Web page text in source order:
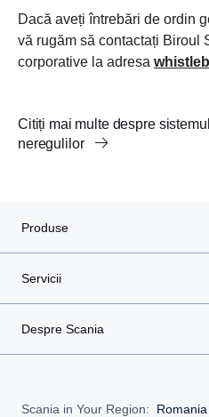
Dacă aveți întrebări de ordin
vă rugăm să contactați Biroul
corporative la adresa
Citiți mai multe despre
neregulilor
Produse
Servicii
Despre Scania
Scania in Your Region: Romania